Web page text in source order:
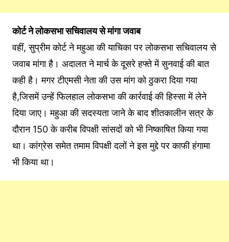
कोर्ट ने लोकसभा सचिवालय से मांगा जवाब
वहीं, सुप्रीम कोर्ट ने महुआ की याचिका पर लोकसभा सचिवालय से
जवाब मांगा है। अदालत ने मार्च के दूसरे हफ्ते में सुनवाई की बात
कही है। मगर टीएमसी नेता की उस मांग को ठुकरा दिया गया
है,जिसमें उन्हें फिलहाल लोकसभा की कार्रवाई की हिस्सा में लेने
दिया जाए। महुआ की सदस्यता जाने के बाद शीतकालीन सत्र के
दौरान 150 के करीब विपक्षी सांसदों को भी निष्काषित किया गया
था। कांग्रेस समेत तमाम विपक्षी दलों ने इस मुद्दे पर काफी हंगामा
भी किया था।